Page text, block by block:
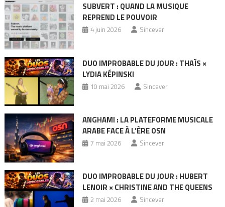
SUBVERT : QUAND LA MUSIQUE
REPREND LE POUVOIR
4 juin 2026 Sincever
DUO IMPROBABLE DU JOUR : THAÏS ×
LYDIA KÉPINSKI
10 mai 2026 Sincever
ANGHAMI : LA PLATEFORME MUSICALE
ARABE FACE À L’ÈRE OSN
7 mai 2026 Sincever
DUO IMPROBABLE DU JOUR : HUBERT
LENOIR × CHRISTINE AND THE QUEENS
2 mai 2026 Sincever